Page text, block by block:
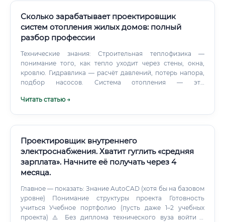
Сколько зарабатывает проектировщик
систем отопления жилых домов: полный
разбор профессии
Технические знания: Строительная теплофизика —
понимание того, как тепло уходит через стены, окна,
кровлю. Гидравлика — расчёт давлений, потерь напора,
подбор насосов. Система отопления — это
Читать статью →
Проектировщик внутреннего
электроснабжения. Хватит гуглить «средняя
зарплата». Начните её получать через 4
месяца.
Главное — показать: Знание AutoCAD (хотя бы на базовом
уровне) Понимание структуры проекта Готовность
учиться Учебное портфолио (пусть даже 1–2 учебных
проекта) ⚠️ Без диплома технического вуза войти в